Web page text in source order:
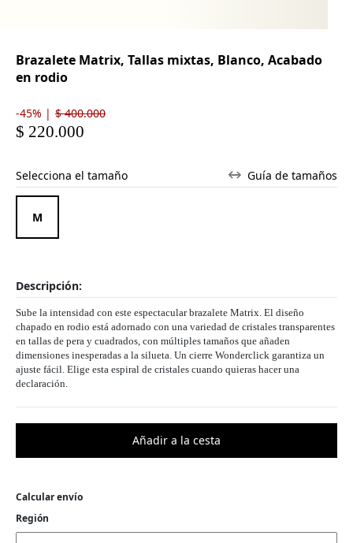
Brazalete Matrix, Tallas mixtas, Blanco, Acabado
en rodio
-45% | $ 400.000
$ 220.000
Selecciona el tamaño Guía de tamaños
M
Descripción:
Sube la intensidad con este espectacular brazalete Matrix. El diseño
chapado en rodio está adornado con una variedad de cristales transparentes
en tallas de pera y cuadrados, con múltiples tamaños que añaden
dimensiones inesperadas a la silueta. Un cierre Wonderclick garantiza un
ajuste fácil. Elige esta espiral de cristales cuando quieras hacer una
declaración.
Calcular envío
Región